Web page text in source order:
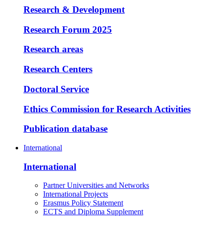
Research & Development
Research Forum 2025
Research areas
Research Centers
Doctoral Service
Ethics Commission for Research Activities
Publication database
International
International
Partner Universities and Networks
International Projects
Erasmus Policy Statement
ECTS and Diploma Supplement